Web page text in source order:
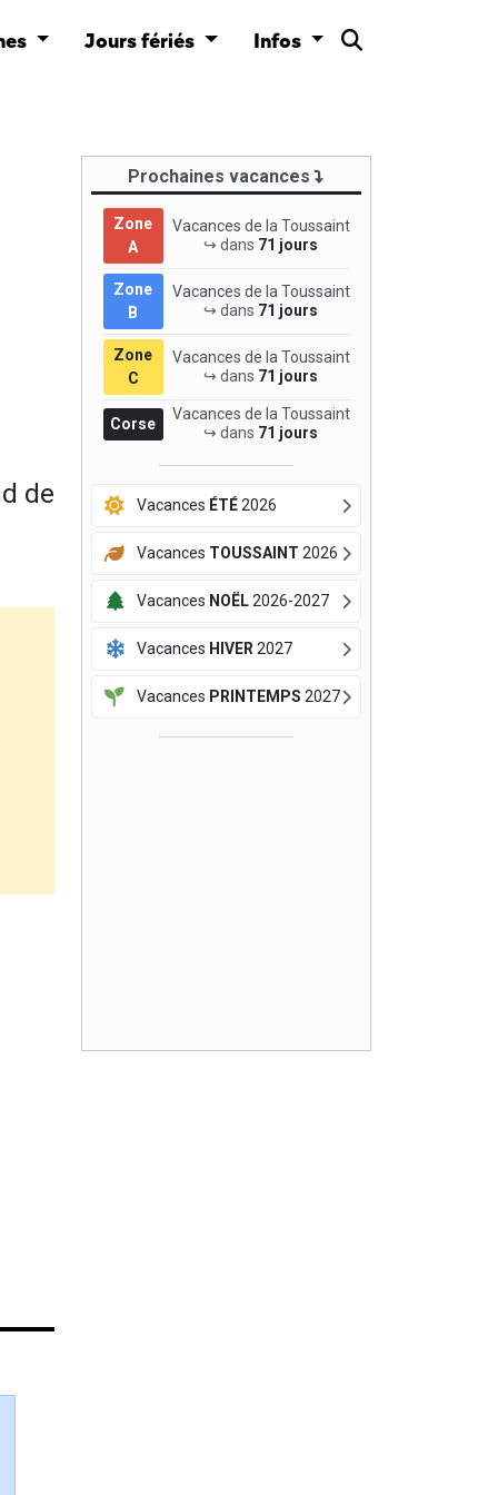
Jours fériés Infos
de
Prochaines vacances
Zone
A
Vacances de la Toussaint
↪ dans 71 jours
Zone
B
Vacances de la Toussaint
↪ dans 71 jours
Zone
C
Vacances de la Toussaint
↪ dans 71 jours
Corse
Vacances de la Toussaint
↪ dans 71 jours
Vacances ÉTÉ2026
Vacances TOUSSAINT 2026
Vacances NOËL2026-2027
Vacances HIVER 2027
Vacances PRINTEMPS 2027